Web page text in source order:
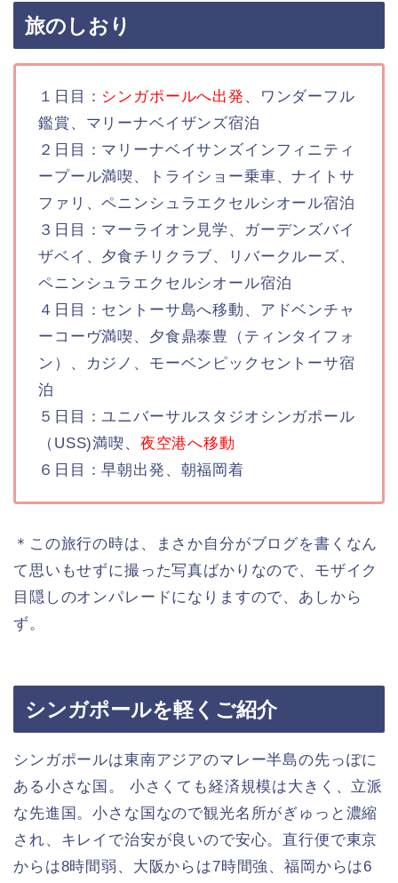
旅のしおり
１日目： シンガポールへ出発 、ワンダーフル
鑑賞、マリーナベイザンズ宿泊
２日目：マリーナベイサンズインフィニティ
ープール満喫、トライショー乗車、ナイトサ
ファリ、ペニンシュラエクセルシオール宿泊
３日目：マーライオン見学、ガーデンズバイ
ザベイ、夕食チリクラブ、リバークルーズ、
ペニンシュラエクセルシオール宿泊
４日目：セントーサ島へ移動、アドベンチャ
ーコーヴ満喫、夕食鼎泰豊（ティンタイフォ
ン）、カジノ、モーベンピックセントーサ宿
泊
５日目：ユニバーサルスタジオシンガポール
（USS)満喫、 夜空港へ移動
６日目：早朝出発、朝福岡着
＊この旅行の時は、まさか自分がブログを書くなん
て思いもせずに撮った写真ばかりなので、モザイク
目隠しのオンパレードになりますので、あしから
ず。
シンガポールを軽くご紹介
シンガポールは東南アジアのマレー半島の先っぽに
ある小さな国。 小さくても経済規模は大きく、立派
な先進国。小さな国なので観光名所がぎゅっと濃縮
され、キレイで治安が良いので安心。直行便で東京
からは8時間弱、大阪からは7時間強、福岡からは6